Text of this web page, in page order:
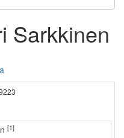
Sarkkinen
[1]